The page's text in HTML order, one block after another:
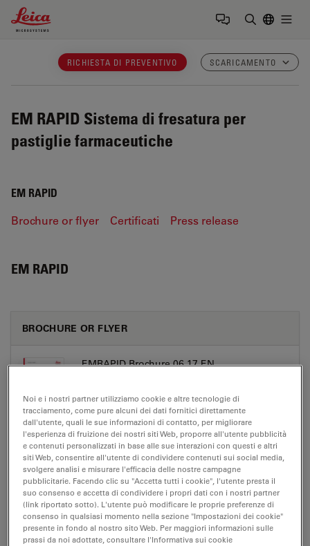
Leica Microsystems Logo
RICHIESTA DI PREVENTIVO SCARICAMENTO
EM RAPID Sistema di fresatura per
pastiglie farmaceutiche
EM RAPID
Brochure or flyer Certificati Press release
EM RAPID
BROCHURE OR FLYER
EMRAPID Brochure 06 17 EN
DOWNLOAD
EM Sample Preparation Brochure Product
Portfolio EN
Jul 27, 2026 PDF, 2 MB
DOWNLOAD
Noi e i nostri partner utilizziamo cookie e altre tecnologie di
tracciamento, come pure alcuni dei dati fornitici direttamente
dall'utente, quali le sue informazioni di contatto, per migliorare
l'esperienza di fruizione dei nostri siti Web, proporre all'utente pubblicità
e contenuti personalizzati in base alle sue interazioni con questi e altri
siti Web, consentire all'utente di condividere contenuti sui social media,
svolgere analisi e misurare l'efficacia delle nostre campagne
pubblicitarie. Facendo clic su "Accetta tutti i cookie", l'utente presta il
suo consenso e accetta di condividere i propri dati con i nostri partner
(link riportato sotto). L'utente può modificare le proprie preferenze di
consenso in qualsiasi momento nella sezione "Impostazioni dei cookie"
presente in fondo al nostro sito Web. Per maggiori informazioni sulle
prassi da noi adottate, consultare l'Informativa sui cookie